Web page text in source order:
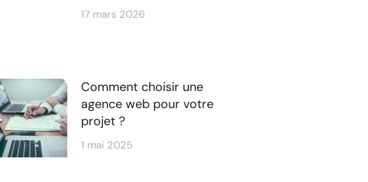
17 mars 2026
Comment choisir une
agence web pour votre
projet ?
1 mai 2025